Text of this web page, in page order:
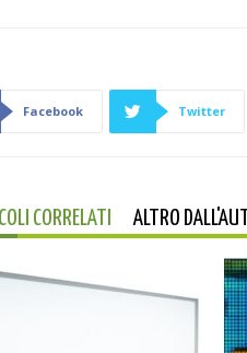
Facebook Twitter
CORRELATI ALTRO